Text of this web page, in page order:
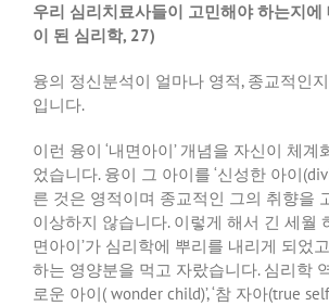
우리 심리치료사들이 고민해야 하는지에
이 된 심리학, 27)
융의 정신분석이 얼마나 영적, 종교적인
입니다.
이런 융이 ‘내면아이’ 개념을 자신이 체계
었습니다. 융이 그 아이를 ‘신성한 아이
른 것은 영적이며 종교적인 그의 취향을
이상하지 않습니다. 이렇게 해서 긴 세월
면아이’가 심리학에 뿌리를 내리게 되었고
하는 영양분을 먹고 자랐습니다. 심리학
로운 아이( wonder child)’, ‘참 자아(true